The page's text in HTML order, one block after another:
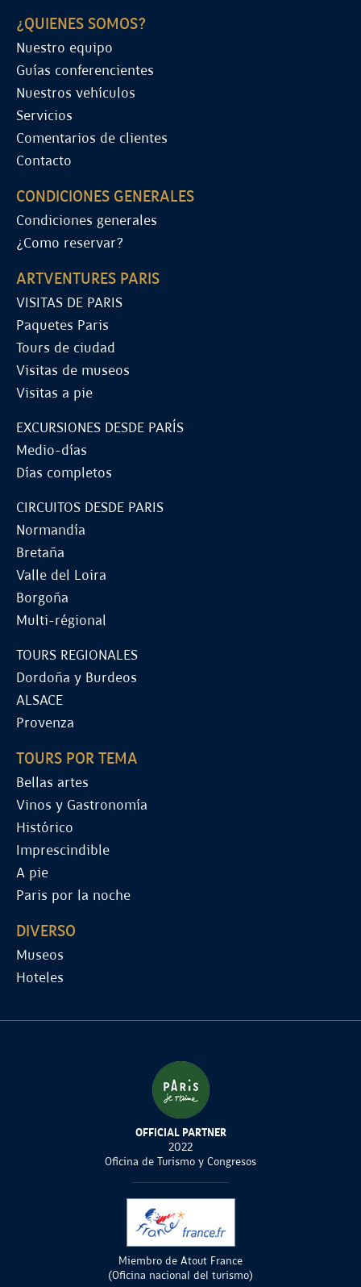
¿QUIENES SOMOS?
Nuestro equipo
Guías conferencientes
Nuestros vehículos
Servicios
Comentarios de clientes
Contacto
CONDICIONES GENERALES
Condiciones generales
¿Como reservar?
ARTVENTURES PARIS
VISITAS DE PARIS
Paquetes Paris
Tours de ciudad
Visitas de museos
Visitas a pie
EXCURSIONES DESDE PARÍS
Medio-días
Días completos
CIRCUITOS DESDE PARIS
Normandía
Bretaña
Valle del Loira
Borgoña
Multi-régional
TOURS REGIONALES
Dordoña y Burdeos
ALSACE
Provenza
TOURS POR TEMA
Bellas artes
Vinos y Gastronomía
Histórico
Imprescindible
A pie
Paris por la noche
DIVERSO
Museos
Hoteles
OFFICIAL PARTNER
2022
Oficina de Turismo y Congresos
Miembro de Atout France
(Oficina nacional del turismo)